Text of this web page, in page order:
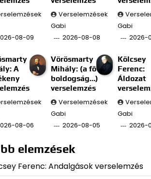
08-09
Verselemzések
Gabi
2026-08-08
Gabi
2026-
A
08-06
Vörösmarty
Mihály: (a fő
boldogság…)
verselemzés
Verselemzések
Gabi
2026-08-05
Kölcsey
Ferenc:
Áldozat
Gabi
2026-
elemzések
Ferenc: Andalgások verselemzés